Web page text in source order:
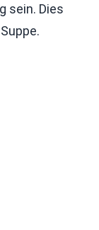
sein. Dies